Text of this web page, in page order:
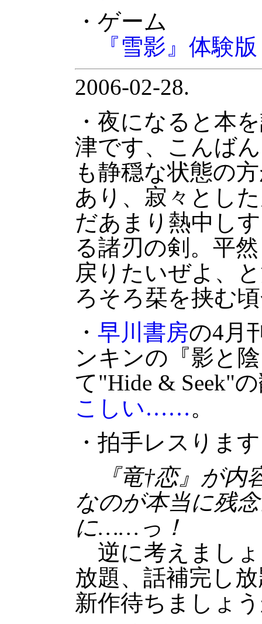
・ゲーム
『雪影』体験版
2006-02-28.
・夜になると本
津です、こんば
も静穏な状態の
あり、寂々とし
だあまり熱中し
る諸刃の剣。平
戻りたいぜよ、
ろそろ栞を挟む
・ 早川書房の4月
ンキンの『影と
て"Hide & Seek"
こしい……。
・拍手レスりま
『竜†恋』が内
なのが本当に残
に……っ！
逆に考えまし
放題、話補完し
新作待ちましょ